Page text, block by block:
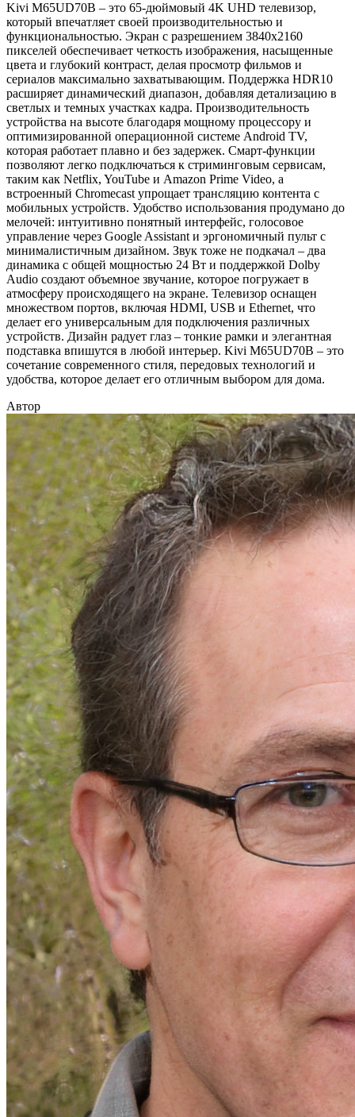
Kivi M65UD70B – это 65-дюймовый 4K UHD телевизор,
который впечатляет своей производительностью и
функциональностью. Экран с разрешением 3840x2160
пикселей обеспечивает четкость изображения, насыщенные
цвета и глубокий контраст, делая просмотр фильмов и
сериалов максимально захватывающим. Поддержка HDR10
расширяет динамический диапазон, добавляя детализацию в
светлых и темных участках кадра. Производительность
устройства на высоте благодаря мощному процессору и
оптимизированной операционной системе Android TV,
которая работает плавно и без задержек. Смарт-функции
позволяют легко подключаться к стриминговым сервисам,
таким как Netflix, YouTube и Amazon Prime Video, а
встроенный Chromecast упрощает трансляцию контента с
мобильных устройств. Удобство использования продумано до
мелочей: интуитивно понятный интерфейс, голосовое
управление через Google Assistant и эргономичный пульт с
минималистичным дизайном. Звук тоже не подкачал – два
динамика с общей мощностью 24 Вт и поддержкой Dolby
Audio создают объемное звучание, которое погружает в
атмосферу происходящего на экране. Телевизор оснащен
множеством портов, включая HDMI, USB и Ethernet, что
делает его универсальным для подключения различных
устройств. Дизайн радует глаз – тонкие рамки и элегантная
подставка впишутся в любой интерьер. Kivi M65UD70B – это
сочетание современного стиля, передовых технологий и
удобства, которое делает его отличным выбором для дома.
Автор